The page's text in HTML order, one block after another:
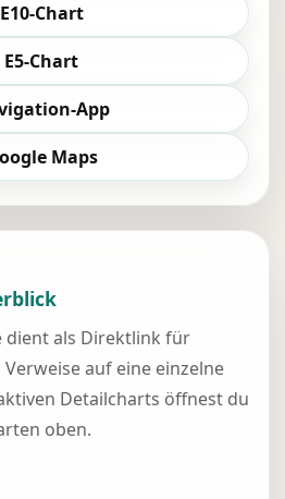
E10-Chart
E5-Chart
App
Maps
dient als Direktlink für
auf eine einzelne
Detailcharts öffnest du
oben.